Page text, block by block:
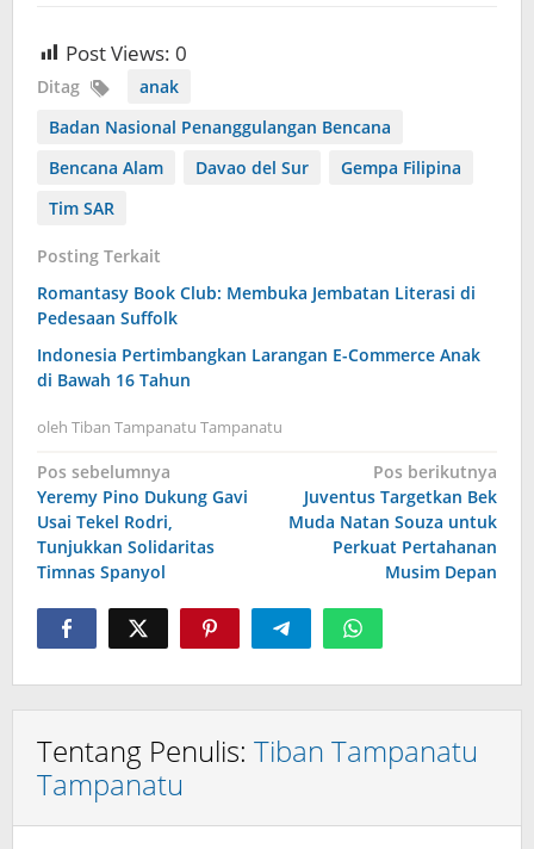
Post Views: 0
Ditag
anak
Badan Nasional Penanggulangan Bencana
Bencana Alam
Davao del Sur
Gempa Filipina
Tim SAR
Posting Terkait
Romantasy Book Club: Membuka Jembatan Literasi di
Pedesaan Suffolk
Indonesia Pertimbangkan Larangan E-Commerce Anak
di Bawah 16 Tahun
oleh Tiban Tampanatu Tampanatu
Navigasi
pos
Pos sebelumnya
Yeremy Pino Dukung Gavi
Usai Tekel Rodri,
Tunjukkan Solidaritas
Timnas Spanyol
Pos berikutnya
Juventus Targetkan Bek
Muda Natan Souza untuk
Perkuat Pertahanan
Musim Depan
Tentang Penulis: Tiban Tampanatu
Tampanatu